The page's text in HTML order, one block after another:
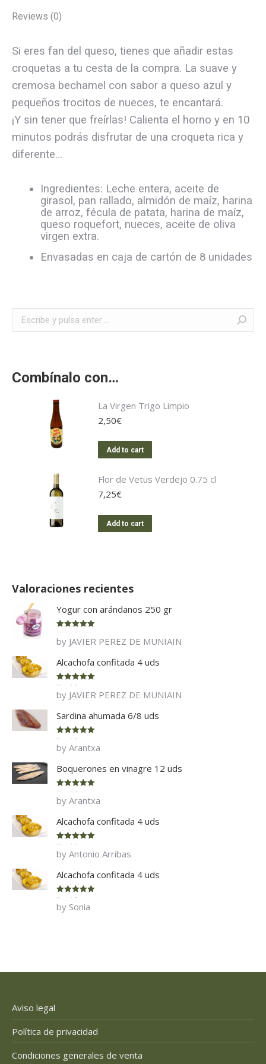
Reviews (0)
Si eres fan del queso, tienes que añadir estas
croquetas a tu cesta de la compra. La suave y
cremosa bechamel con sabor a queso azul y
pequeños trocitos de nueces, te encantará.
¡Y sin tener que freírlas! Calienta el horno y en 10
minutos podrás disfrutar de una croqueta rica y
diferente…
Ingredientes: Leche entera, aceite de
girasol, pan rallado, almidón de maíz, harina
de arroz, fécula de patata, harina de maíz,
queso roquefort, nueces, aceite de oliva
virgen extra.
Envasadas en caja de cartón de 8 unidades
Combínalo con…
La Virgen Trigo Limpio
2,50€
Add to cart
Flor de Vetus Verdejo 0.75 cl
7,25€
Add to cart
Valoraciones recientes
Yogur con arándanos 250 gr
Rated 5
of 5
by JAVIER PEREZ DE MUNIAIN
Alcachofa confitada 4 uds
Rated 5
of 5
by JAVIER PEREZ DE MUNIAIN
Sardina ahumada 6/8 uds
Rated 5
of 5
by Arantxa
Boquerones en vinagre 12 uds
Rated 5
of 5
by Arantxa
Alcachofa confitada 4 uds
Rated 5
of 5
by Antonio Arribas
Alcachofa confitada 4 uds
Rated 5
of 5
by Sonia
Aviso legal
Política de privacidad
Condiciones generales de venta